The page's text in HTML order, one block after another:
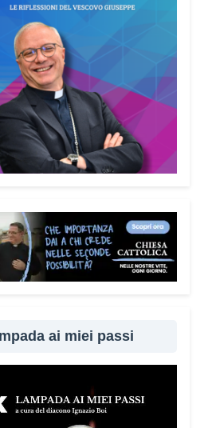
ai miei passi